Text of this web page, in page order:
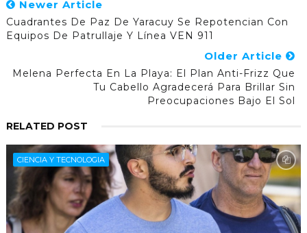
Newer Article
Cuadrantes De Paz De Yaracuy Se Repotencian Con
Equipos De Patrullaje Y Línea VEN 911
Older Article
Melena Perfecta En La Playa: El Plan Anti-Frizz Que
Tu Cabello Agradecerá Para Brillar Sin
Preocupaciones Bajo El Sol
RELATED POST
CIENCIA Y TECNOLOGIA